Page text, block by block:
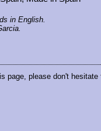
in English.
page, please don't